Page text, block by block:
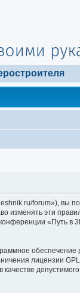
forum»), вы
изменять эти
«Путь в
обеспечение
лицензии